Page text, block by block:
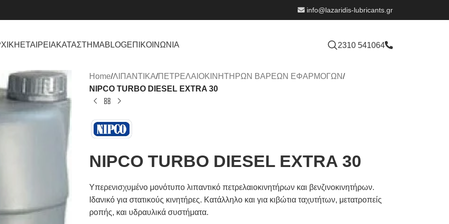
info@lazaridis-lubricants.gr
ΕΤΑΙΡΕΙΑΚΑΤΑΣΤΗΜΑBLOGΕΠΙΚΟΙΝΩΝΙΑ 2310 541064
Home/ΛΙΠΑΝΤΙΚΑ/ΠΕΤΡΕΛΑΙΟΚΙΝΗΤΗΡΩΝ ΒΑΡΕΩΝ ΕΦΑΡΜΟΓΩΝ/
NIPCO TURBO DIESEL EXTRA 30
NIPCO TURBO DIESEL EXTRA 30
Υπερενισχυμένο μονότυπο λιπαντικό πετρελαιοκινητήρων και βενζινοκινητήρων.
Ιδανικό για στατικούς κινητήρες. Κατάλληλο και για κιβώτια ταχυτήτων, μετατροπείς
ροπής, και υδραυλικά συστήματα.